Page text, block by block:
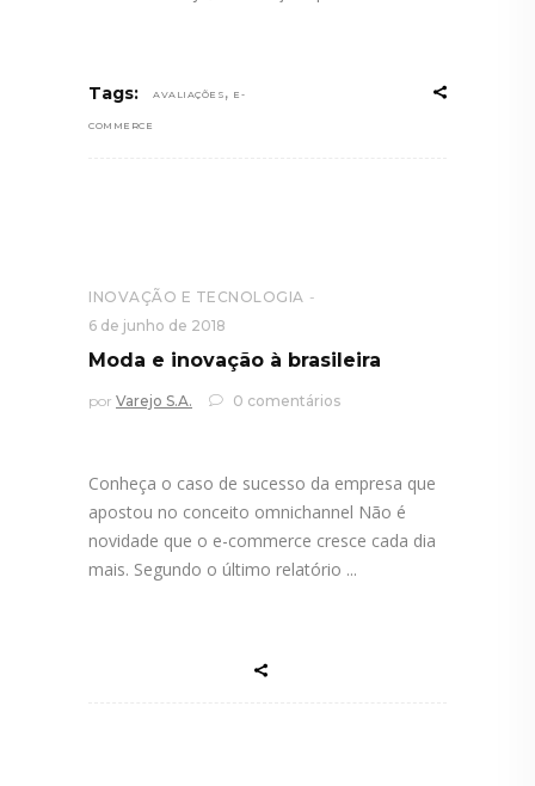
Tags: AVALIAÇÕES , E-
COMMERCE
INOVAÇÃO E TECNOLOGIA
6 de junho de 2018
Moda e inovação à brasileira
por Varejo S.A. 0 comentários
Conheça o caso de sucesso da empresa que
apostou no conceito omnichannel Não é
novidade que o e-commerce cresce cada dia
mais. Segundo o último relatório